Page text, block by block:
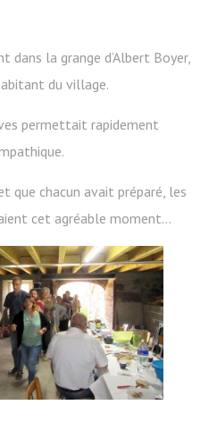
dans la grange d’Albert Boyer,
du village.
permettait rapidement
chacun avait préparé, les
cet agréable moment…